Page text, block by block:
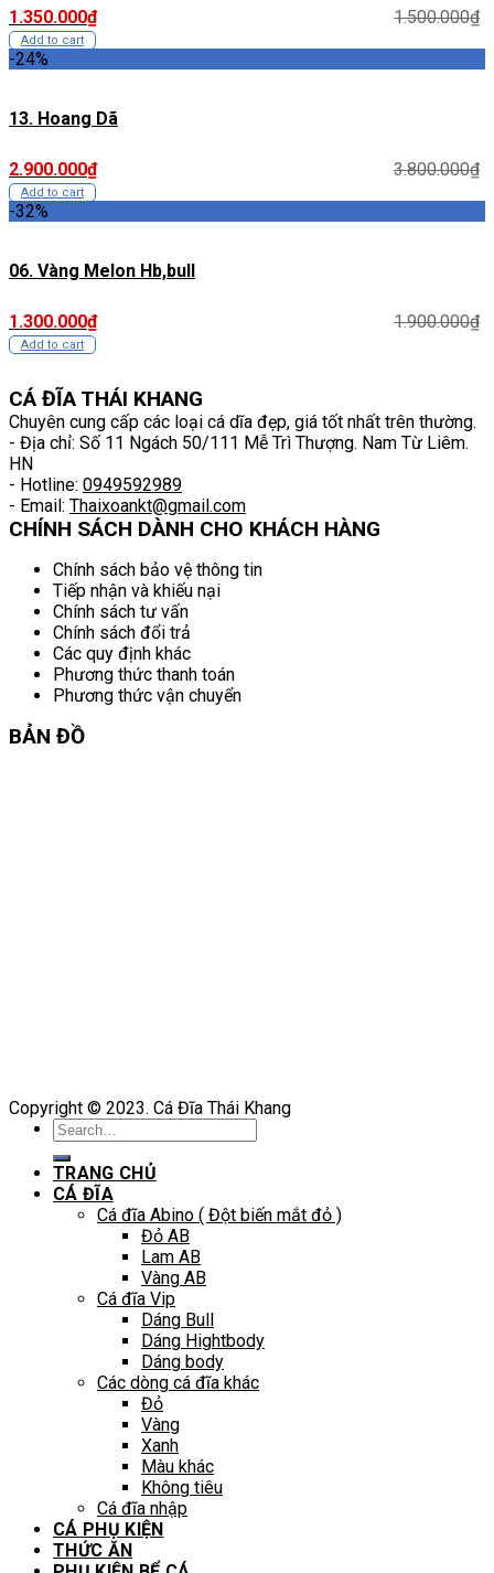
1.350.000₫ 1.500.000₫
Add to cart
-24%
13. Hoang Dã
2.900.000₫ 3.800.000₫
Add to cart
-32%
06. Vàng Melon Hb,bull
1.300.000₫ 1.900.000₫
Add to cart
CÁ ĐĨA THÁI KHANG
Chuyên cung cấp các loại cá dĩa đẹp, giá tốt nhất trên thường.
- Địa chỉ: Số 11 Ngách 50/111 Mễ Trì Thượng. Nam Từ Liêm.
HN
- Hotline: 0949592989
- Email: Thaixoankt@gmail.com
CHÍNH SÁCH DÀNH CHO KHÁCH HÀNG
Chính sách bảo vệ thông tin
Tiếp nhận và khiếu nại
Chính sách tư vấn
Chính sách đổi trả
Các quy định khác
Phương thức thanh toán
Phương thức vận chuyển
BẢN ĐỒ
Copyright © 2023. Cá Đĩa Thái Khang
Search
TRANG CHỦ
CÁ ĐĨA
Cá đĩa Abino ( Đột biến mắt đỏ )
Đỏ AB
Lam AB
Vàng AB
Cá đĩa Vip
Dáng Bull
Dáng Hightbody
Dáng body
Các dòng cá đĩa khác
Đỏ
Vàng
Xanh
Màu khác
Không tiêu
Cá đĩa nhập
CÁ PHỤ KIỆN
THỨC ĂN